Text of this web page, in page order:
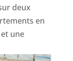
deux
en
et une